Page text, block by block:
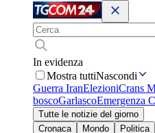
In evidenza
Mostra tuttiNascondi
Guerra IranElezioniCrans
boscoGarlascoEmergenza
Tutte le notizie del giorno
Cronaca
Mondo Politica